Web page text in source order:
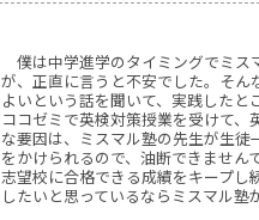
僕は中学進学のタイミングでミス
が、正直に言うと不安でした。そ
よいという話を聞いて、実践したと
ココゼミで英検対策授業を受けて
な要因は、ミスマル塾の先生が生
をかけられるので、油断できませ
志望校に合格できる成績をキープし
したいと思っているならミスマル塾